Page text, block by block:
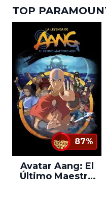
TOP
87%
Avatar Aang: El
Último Maestro